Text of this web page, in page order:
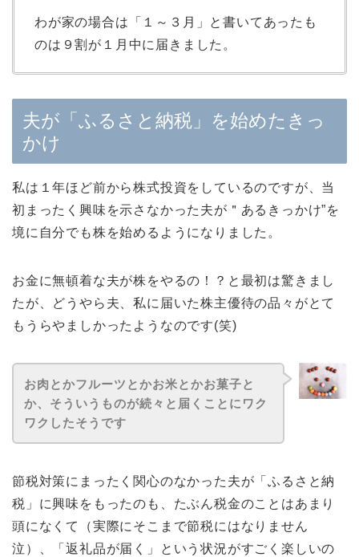
わが家の場合は「１～３月」と書いてあったも
のは９割が１月中に届きました。
夫が「ふるさと納税」を始めたきっ
かけ
私は１年ほど前から株式投資をしているのですが、当
初まったく興味を示さなかった夫が＂あるきっかけ”を
境に自分でも株を始めるようになりました。
お金に無頓着な夫が株をやるの！？と最初は驚きまし
たが、どうやら夫、私に届いた株主優待の品々がとて
もうらやましかったようなのです(笑)
お肉とかフルーツとかお米とかお菓子と
か、そういうものが続々と届くことにワク
ワクしたそうです
節税対策にまったく関心のなかった夫が「ふるさと納
税」に興味をもったのも、たぶん税金のことはあまり
頭になくて（実際にそこまで節税にはなりません
泣）、「返礼品が届く」という状況がすごく楽しいの